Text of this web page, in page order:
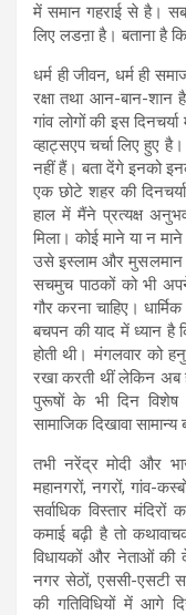
में समान गहराई से है। सब
लिए लडऩा है। बताना है
धर्म ही जीवन, धर्म ही
रक्षा तथा आन-बान-शान
गांव लोगों की इस
व्हाट्सएप चर्चा लिए हुए
नहीं हैं। बता देंगे इनको
एक छोटे शहर की
हाल में मैंने प्रत्यक्ष
मिला। कोई माने या न
उसे इस्लाम और मुसलमान
सचमुच पाठकों को भी
गौर करना चाहिए।
बचपन की याद में ध्यान है
होती थी। मंगलवार को
रखा करती थीं लेकिन अब
पुरूषों के भी दिन विशेष
सामाजिक दिखावा सामान्य
तभी नरेंद्र मोदी और
महानगरों, नगरों, गांव-
सर्वाधिक विस्तार
कमाई बढ़ी है तो
विधायकों और नेताओं की
नगर सेठों, एससी-एसटी
की गतिविधियों में आगे